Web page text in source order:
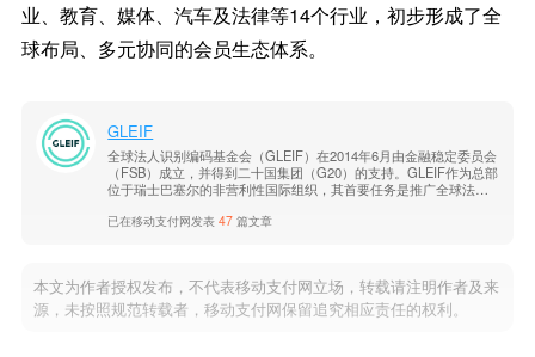
业、教育、媒体、汽车及法律等14个行业，初步形成了全
球布局、多元协同的会员生态体系。
GLEIF
全球法人识别编码基金会（GLEIF）在2014年6月由金融稳定委员会
（FSB）成立，并得到二十国集团（G20）的支持。GLEIF作为总部
位于瑞士巴塞尔的非营利性国际组织，其首要任务是推广全球法人
的运用。
已在移动支付网发表47 篇文章
本文为作者授权发布，不代表移动支付网立场，转载请注明作者及来
源，未按照规范转载者，移动支付网保留追究相应责任的权利。